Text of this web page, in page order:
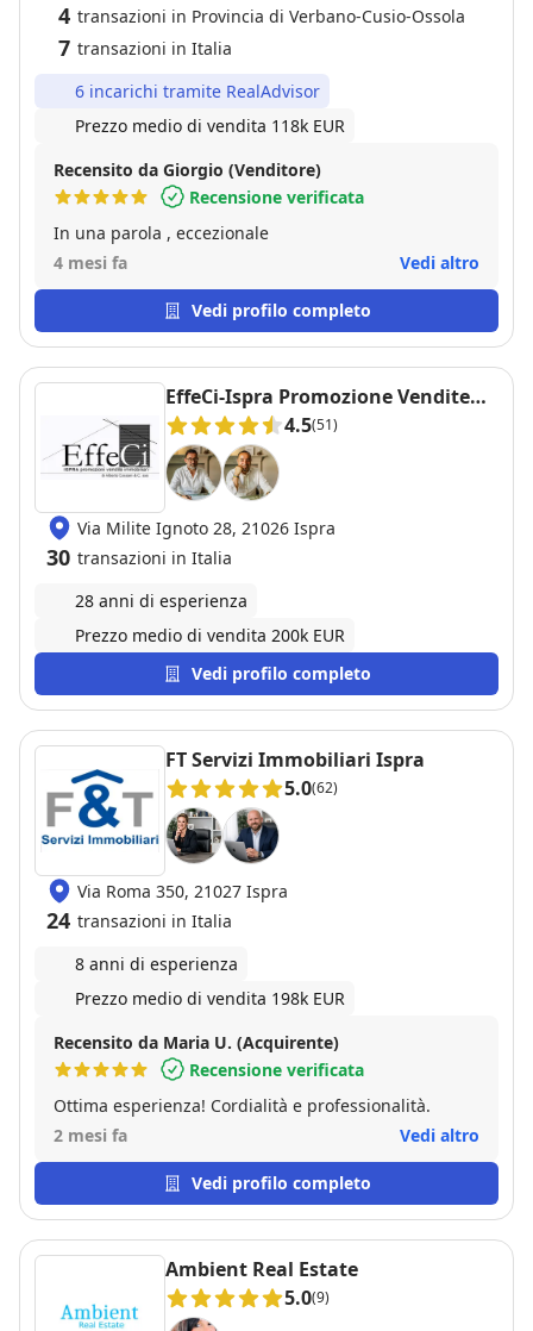
4 transazioni in Provincia di Verbano-Cusio-Ossola
7 transazioni in Italia
6 incarichi tramite RealAdvisor
Prezzo medio di vendita 118k EUR
Recensito da Giorgio (Venditore)
Recensione verificata
In una parola , eccezionale
4 mesi fa
Vedi altro
Vedi profilo completo
EffeCi-Ispra Promozione Vendite
Immobiliari 4.5(51)
Via Milite Ignoto 28, 21026 Ispra
30 transazioni in Italia
28 anni di esperienza
Prezzo medio di vendita 200k EUR
Vedi profilo completo
FT Servizi Immobiliari Ispra
5.0(62)
Via Roma 350, 21027 Ispra
24 transazioni in Italia
8 anni di esperienza
Prezzo medio di vendita 198k EUR
Recensito da Maria U. (Acquirente)
Recensione verificata
Ottima esperienza! Cordialità e professionalità.
2 mesi fa
Vedi altro
Vedi profilo completo
Ambient Real Estate
5.0(9)